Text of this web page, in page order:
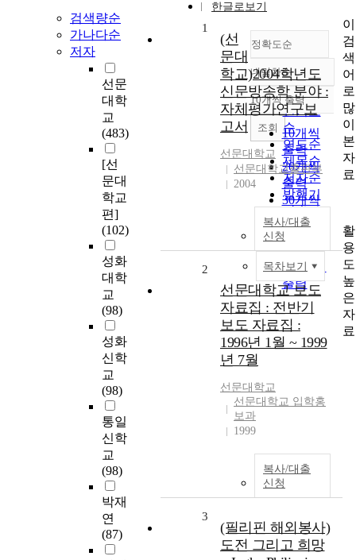
검색량순
가나다순
저자
선문
대학
교
(483)
[선
문대
학교
편]
(102)
성화
대학
교
(98)
성화
신학
교
(98)
통일
신학
교
(98)
박재
연
(87)
한글로보기
정확도순
정확도
순
인기도
순
연도순
제목순
저자순
발행기
관순
내림차순
내림차순
10개씩 출력
10개씩
출력
20개씩
출력
30개씩
출력
50개씩
출력
100개씩
출력
조회
1
(선
문대
학교)2004학년도
신문방송학 분야 :
자체평가연구보
고서
선문대학교
선문대학교출판부
2004
복사/대출
신청
목차보기
2
선문대학교 보도
자료집 : 전반기
보도 자료집 :
1996년 1월 ~ 1999
년 7월
선문대학교
선문대학교 입학홍
보과
1999
복사/대출
신청
3
(필리핀 해외봉사)
도전 그리고 희망
이
검
색
어
로
많
이
본
자
료
활
용
도
높
은
자
료